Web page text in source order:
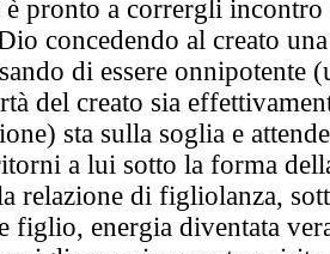
è pronto a corrergli
concedendo al creato
di essere onnipotente
del creato sia
sta sulla soglia e
a lui sotto la forma
relazione di figliolanza,
figlio, energia diventata